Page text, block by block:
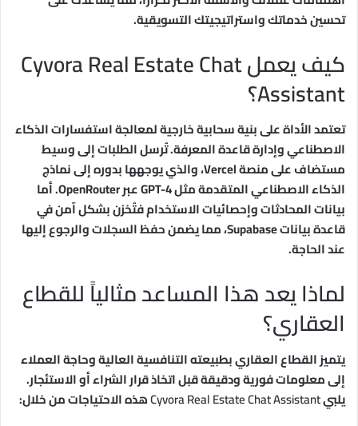
تحسين خدماتك واستراتيجيتك التسويقية.
كيف يعمل Cyvora Real Estate Chat
Assistant؟
تعتمد الأداة على بنية سحابية خارجية لمعالجة استفسارات الذكاء
الاصطناعي وإدارة قاعدة المعرفة. تُرسل الطلبات إلى وسيط
مستضاف على منصة Vercel، والذي يوجهها بدوره إلى نماذج
الذكاء الاصطناعي المتقدمة مثل GPT-4 عبر OpenRouter. أما
بيانات المحادثات وإحصائيات الاستخدام فتُخزن بشكل آمن في
قاعدة بيانات Supabase، مما يضمن حفظ السجلات والرجوع إليها
عند الحاجة.
لماذا يعد هذا المساعد مثالياً للقطاع
العقاري؟
يتميز القطاع العقاري بطبيعته التنافسية العالية وحاجة العملاء
إلى معلومات فورية ودقيقة قبل اتخاذ قرار الشراء أو الاستئجار.
يلبيCyvora Real Estate Chat Assistantهذه الاحتياجات من خلال: